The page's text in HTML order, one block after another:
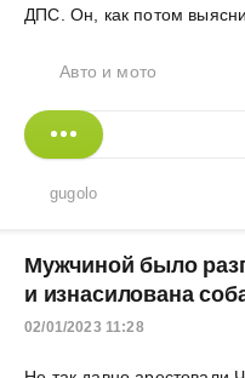
ДПС. Он, как потом
Авто и мото
gugolo
Мужчиной было
и изнасилована
02/01/2023 11:28